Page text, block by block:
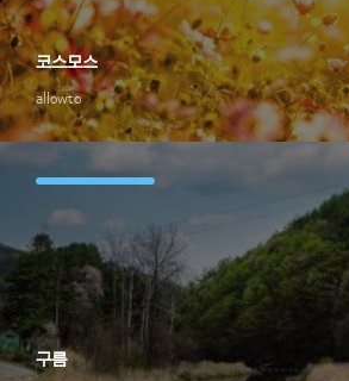
allowto
코스모스
구름